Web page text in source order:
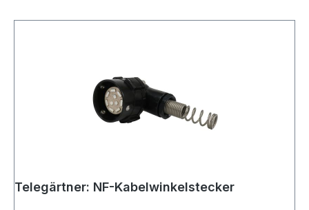
Telegärtner: NF-Kabelwinkelstecker